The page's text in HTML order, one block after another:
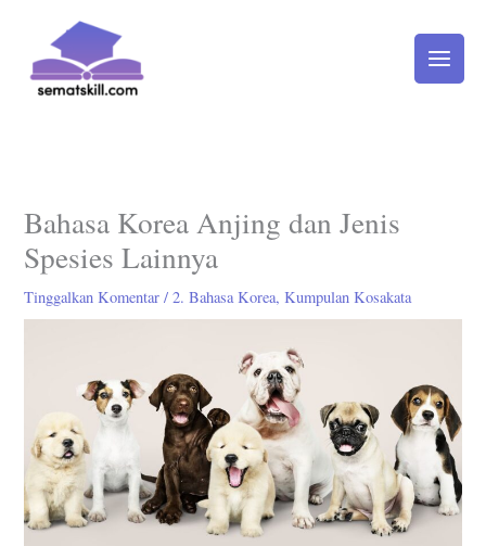
konten
Bahasa Korea Anjing dan Jenis
Spesies Lainnya
Tinggalkan Komentar /2. Bahasa Korea,Kumpulan Kosakata